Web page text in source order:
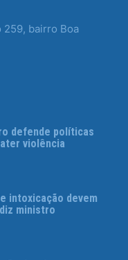
259, bairro Boa
defende políticas
violência
intoxicação devem
ministro